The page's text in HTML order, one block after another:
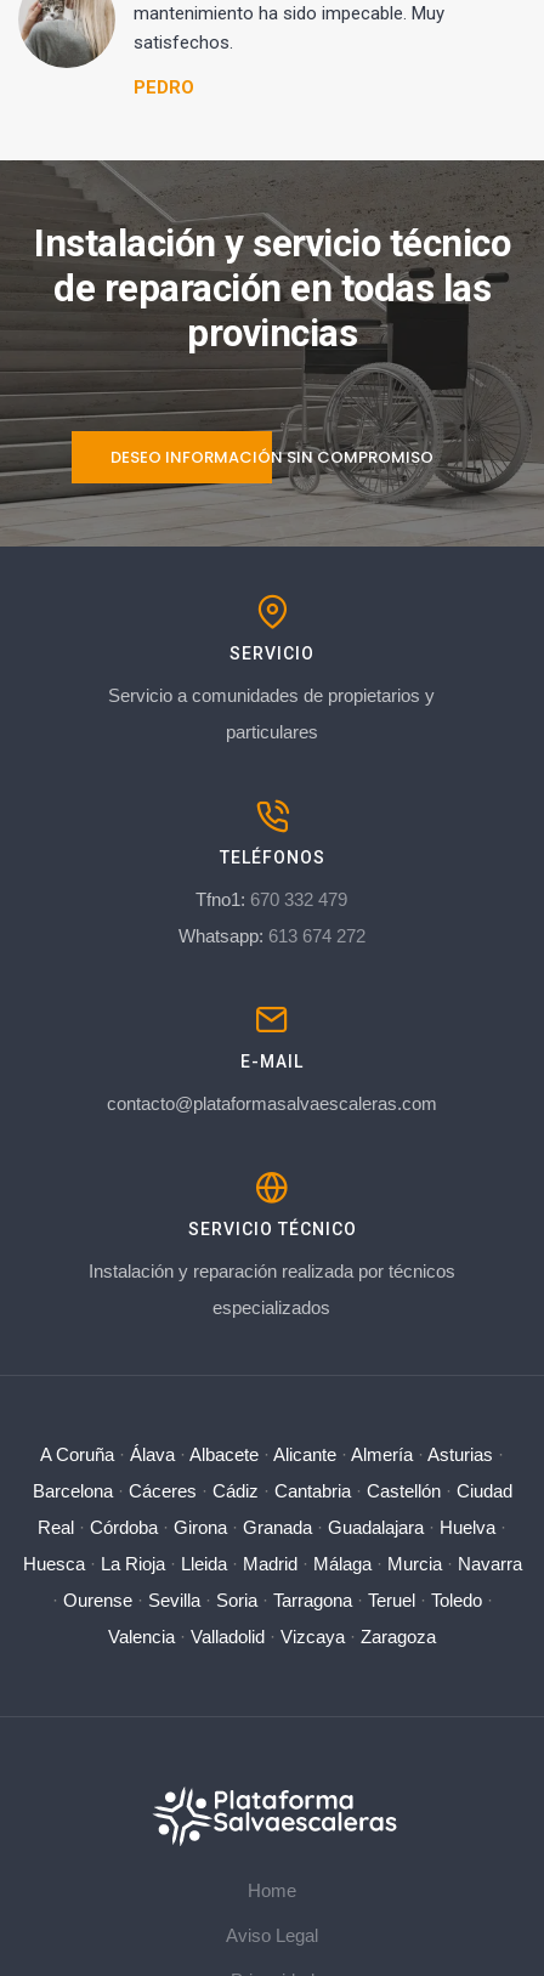
mantenimiento ha sido impecable. Muy
satisfechos.
PEDRO
Instalación y servicio técnico
de reparación en todas las
provincias
DESEO INFORMACIÓN SIN COMPROMISO
SERVICIO
Servicio a comunidades de propietarios y
particulares
TELÉFONOS
Tfno1: 670 332 479
Whatsapp: 613 674 272
E-MAIL
contacto@plataformasalvaescaleras.com
SERVICIO TÉCNICO
Instalación y reparación realizada por técnicos
especializados
A Coruña · Álava · Albacete · Alicante · Almería · Asturias ·
Barcelona· Cáceres · Cádiz · Cantabria· Castellón· Ciudad
Real · Córdoba · Girona · Granada · Guadalajara · Huelva ·
Huesca· La Rioja· Lleida· Madrid· Málaga· Murcia· Navarra
· Ourense· Sevilla· Soria· Tarragona· Teruel· Toledo·
Valencia · Valladolid · Vizcaya · Zaragoza
Home
Aviso Legal